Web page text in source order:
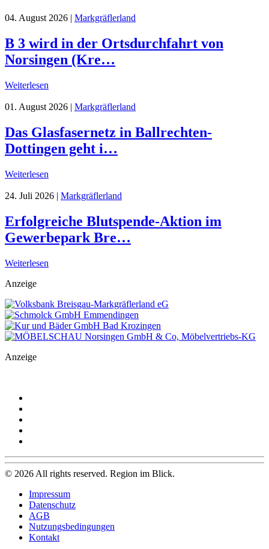
04. August 2026 | Markgräflerland
B 3 wird in der Ortsdurchfahrt von
Norsingen (Kre…
Weiterlesen
01. August 2026 | Markgräflerland
Das Glasfasernetz in Ballrechten-
Dottingen geht i…
Weiterlesen
24. Juli 2026 | Markgräflerland
Erfolgreiche Blutspende-Aktion im
Gewerbepark Bre…
Weiterlesen
Anzeige
Anzeige
© 2026 All rights reserved. Region im Blick.
Impressum
Datenschutz
AGB
Nutzungsbedingungen
Kontakt